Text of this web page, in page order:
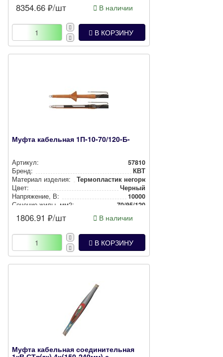
8354.66 ₽/шт В наличии
В КОРЗИНУ
Муфта кабельная 1П-10-70/120-Б-
Артикул:
57810
Бренд:
КВТ
Материал изделия:
Тер­моп­лас­тик негорючий
Цвет:
Черный
Нап­ря­же­ние, В:
10000
Сечение жилы, мм2:
70/95/120
1806.91 ₽/шт В наличии
В КОРЗИНУ
Муфта кабельная соединительная